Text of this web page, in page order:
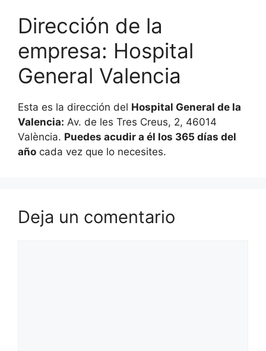
Dirección de la
empresa: Hospital
General Valencia
Esta es la dirección del Hospital General de la
Valencia: Av. de les Tres Creus, 2, 46014
València. Puedes acudir a él los 365 días del
año cada vez que lo necesites.
Deja un comentario